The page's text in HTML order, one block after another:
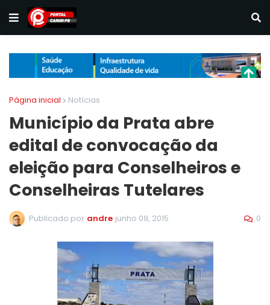
Página inicial Notícias
Município da Prata abre
edital de convocação da
eleição para Conselheiros e
Conselheiras Tutelares
Publicado por andre junho 09, 2015 0